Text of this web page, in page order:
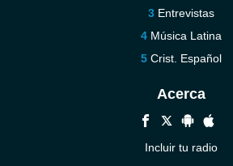
Entrevistas
Música Latina
Crist. Español
Acerca
Incluir tu radio